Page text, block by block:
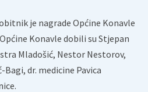
je nagrade Općine Konavle
Konavle dobili su Stjepan
Mladošić, Nestor Nestorov,
dr. medicine Pavica